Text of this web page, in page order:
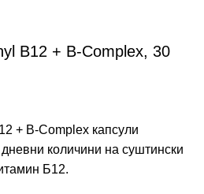
B12 + B-Complex, 30
+ B-Complex капсули
количини на суштински
Б12.